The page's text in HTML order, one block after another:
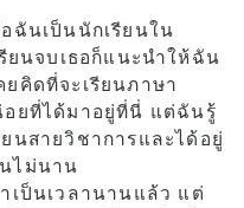
TOEFL
ฉันเป็นนักเรียนใน
ยนจบเธอก็แนะนำให้ฉัน
คิดที่จะเรียนภาษา
อยที่ได้มาอยู่ที่นี่ แต่ฉันรู้
นสายวิชาการและได้อยู่
ไม่นาน
เป็นเวลานานแล้ว แต่